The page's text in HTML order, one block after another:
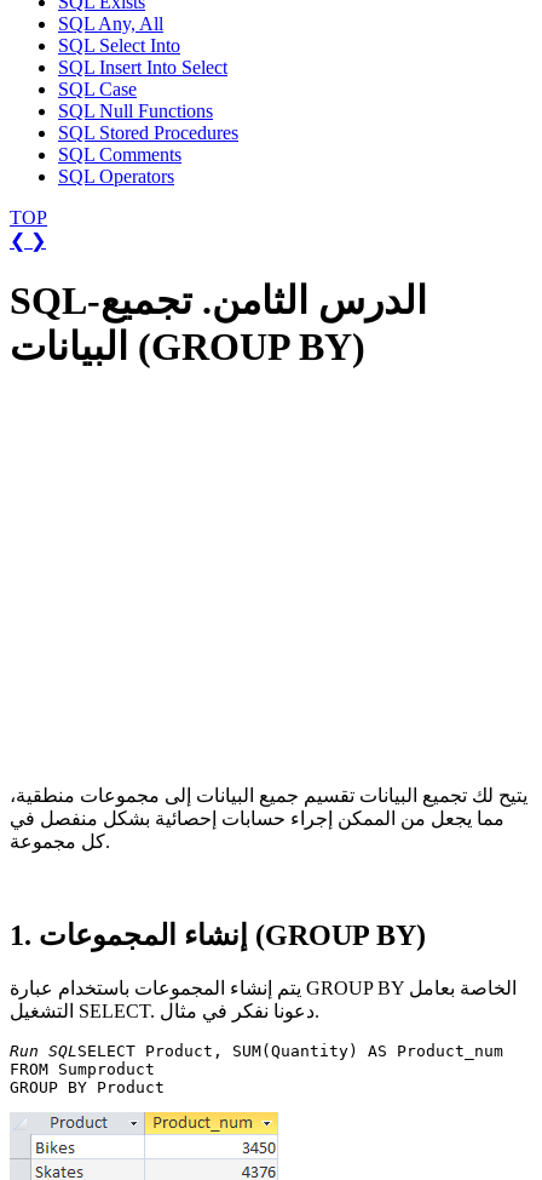
SQL Any, All
SQL Select Into
SQL Insert Into Select
SQL Case
SQL Null Functions
SQL Stored Procedures
SQL Comments
SQL Operators
TOP
❮ ❯
SQL-الدرس الثامن. تجميع
البيانات (GROUP BY)
يتيح لك تجميع البيانات تقسيم جميع البيانات إلى مجموعات منطقية،
مما يجعل من الممكن إجراء حسابات إحصائية بشكل منفصل في
كل مجموعة.
1. إنشاء المجموعات (GROUP BY)
يتم إنشاء المجموعات باستخدام عبارة GROUP BY الخاصة بعامل
التشغيل SELECT. دعونا نفكر في مثال.
Run SQL SELECT Product, SUM(Quantity) AS Product_num
FROM Sumproduct